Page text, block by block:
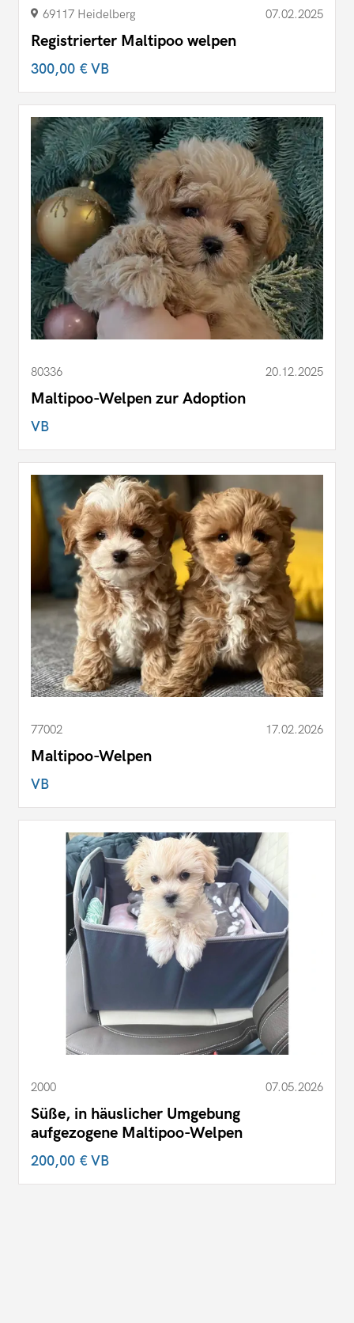
69117 Heidelberg 07.02.2025
Registrierter Maltipoo welpen
300,00 €VB
80336 20.12.2025
Maltipoo-Welpen zur Adoption
VB
77002 17.02.2026
Maltipoo-Welpen
VB
2000 07.05.2026
Süße, in häuslicher Umgebung
aufgezogene Maltipoo-Welpen
200,00 €VB